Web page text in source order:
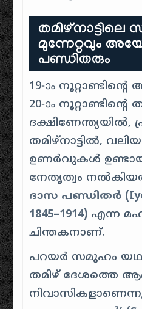
തമിഴ്‌നാട്ടിലെ
മുന്നേറ്റവും
പണ്ഡിതരും
19-ാം
20-ാം
ദക്ഷിണേന്ത്യയിൽ,
തമിഴ്‌നാട്ടിൽ,
ഉണർവുകൾ
നേതൃത്വം
ദാസ പണ്ഡിതർ
1845–1914) എന്ന
ചിന്തകനാണ്.
പറയർ സമൂഹം
തമിഴ് ദേശത്തെ